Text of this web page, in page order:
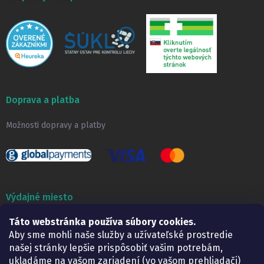
Táto webstránka používa súbory cookies.
Aby sme mohli naše služby a užívateľské prostredie
našej stránky lepšie prispôsobiť vašim potrebám,
ukladáme na vašom zariadení (vo vašom prehliadači)
Doprava a platba
Možnosti dopravy a platby
Výdajné miesto
Lekáreň ADONAI
Košice – Smetanova 2
Pondelok:
07.30 – 15.30 h.
Utorok:
07.30 – 16.00 h.